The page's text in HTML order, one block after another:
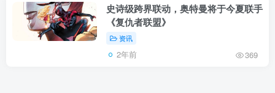
史诗级跨界联动，奥特曼将于今夏联手
《复仇者联盟》
资讯
2年前 369